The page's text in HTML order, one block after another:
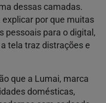
dessas camadas.
explicar por que muitas
pessoais para o digital,
tela traz distrações e
que a Lumai, marca
domésticas,